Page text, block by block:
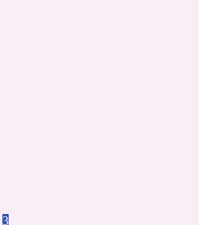
3